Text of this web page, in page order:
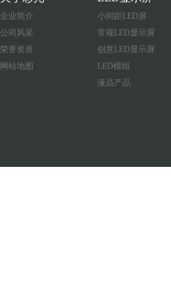
企业简介
公司风采
荣誉资质
网站地图
小间距LED屏
常规LED显示屏
创意LED显示屏
LED模组
液晶产品